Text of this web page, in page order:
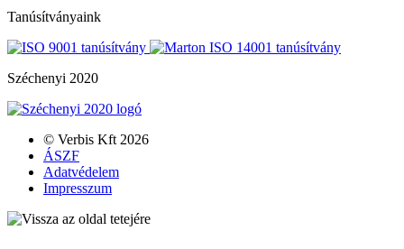
Tanúsítványaink
Széchenyi 2020
© Verbis Kft 2026
ÁSZF
Adatvédelem
Impresszum